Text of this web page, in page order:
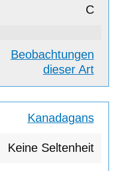
C
Beobachtungen
dieser Art
Kanadagans
Keine Seltenheit